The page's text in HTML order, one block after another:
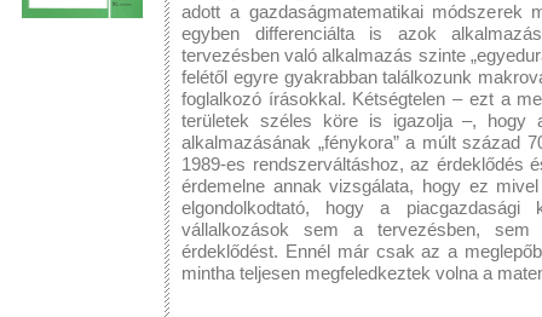
adott a gazdaságmatematikai módszerek
egyben differenciálta is azok
tervezésben való alkalmazás szinte
felétől egyre gyakrabban találkozunk
foglalkozó írásokkal. Kétségtelen – ezt a
területek széles köre is igazolja –, hogy
alkalmazásának „fénykora” a múlt század
1989-es rendszerváltáshoz, az érdeklődés
érdemelne annak vizsgálata, hogy ez
elgondolkodtató, hogy a piacgazdasági
vállalkozások sem a tervezésben,
érdeklődést. Ennél már csak az a
mintha teljesen megfeledkeztek volna a